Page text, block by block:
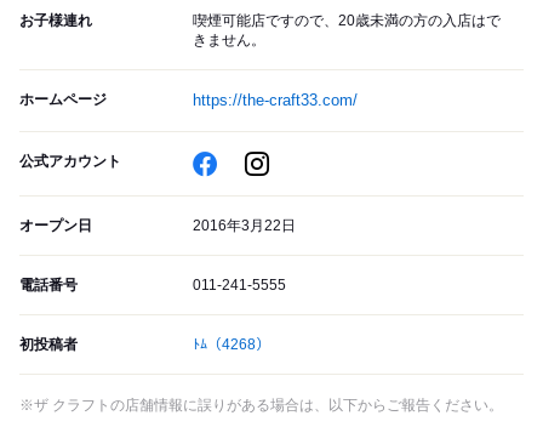
お子様連れ
喫煙可能店ですので、20歳未満の方の入店はで
きません。
ホームページ https://the-craft33.com/
公式アカウント
オープン日 2016年3月22日
電話番号 011-241-5555
初投稿者 ﾄﾑ （4268）
※ザ クラフトの店舗情報に誤りがある場合は、以下からご報告ください。